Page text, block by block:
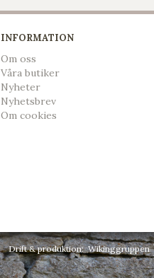
INFORMATION
Om oss
Våra butiker
Nyheter
Nyhetsbrev
Om cookies
Drift & produktion:Wikinggruppen